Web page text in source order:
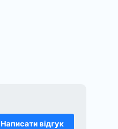
Написати відгук